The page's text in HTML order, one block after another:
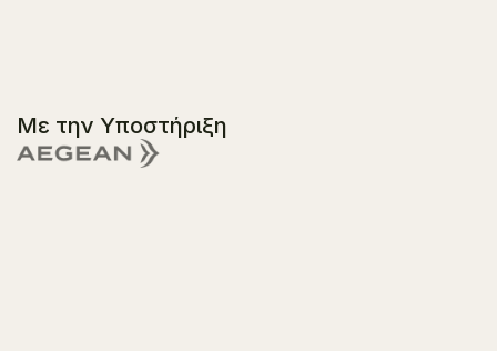
Με την Υποστήριξη